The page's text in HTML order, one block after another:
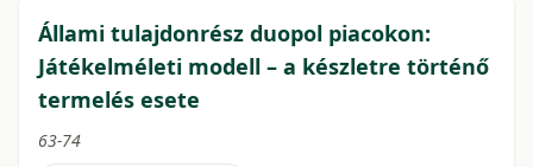
Állami tulajdonrész duopol piacokon:
Játékelméleti modell – a készletre történő
termelés esete
63-74